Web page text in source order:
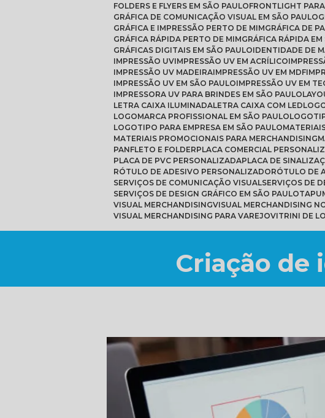
FOLDERS E FLYERS EM SÃO PAULO FRONTLIGHT
GRÁFICA DE COMUNICAÇÃO VISUAL EM SÃO PAULO
GRÁFICA E IMPRESSÃO PERTO DE MIM
GRÁFICA DE
GRÁFICA RÁPIDA PERTO DE MIM
GRÁFICA RÁPIDA
GRÁFICAS DIGITAIS EM SÃO PAULO IDENTIDADE DE
IMPRESSÃO UV IMPRESSÃO UV EM ACRÍLICO
IMPRESSÃO UV MADEIRA IMPRESSÃO UV EM MDF
IMPRESSÃO UV EM SÃO PAULO IMPRESSÃO UV EM
IMPRESSORA UV PARA BRINDES EM SÃO PAULO
LETRA CAIXA ILUMINADA LETRA CAIXA COM LED
LOGOMARCA PROFISSIONAL EM SÃO PAULO
LOGOTIPO PARA EMPRESA EM SÃO PAULO
MATERIAIS PROMOCIONAIS PARA MERCHANDISING
PANFLETO E FOLDER
PLACA COMERCIAL
PLACA DE PVC PERSONALIZADA
PLACA DE
RÓTULO DE ADESIVO PERSONALIZADO
RÓTULO
SERVIÇOS DE COMUNICAÇÃO VISUAL SERVIÇOS DE
SERVIÇOS DE DESIGN GRÁFICO EM SÃO PAULO
VISUAL MERCHANDISING
VISUAL MERCHANDISING
VISUAL MERCHANDISING PARA VAREJO
VITRINI DE
Criação de